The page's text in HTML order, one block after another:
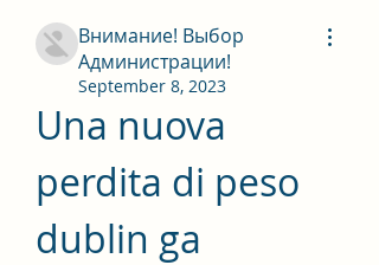
Внимание! Выбор
Администрации!
September 8, 2023
Una nuova
perdita di peso
dublin ga